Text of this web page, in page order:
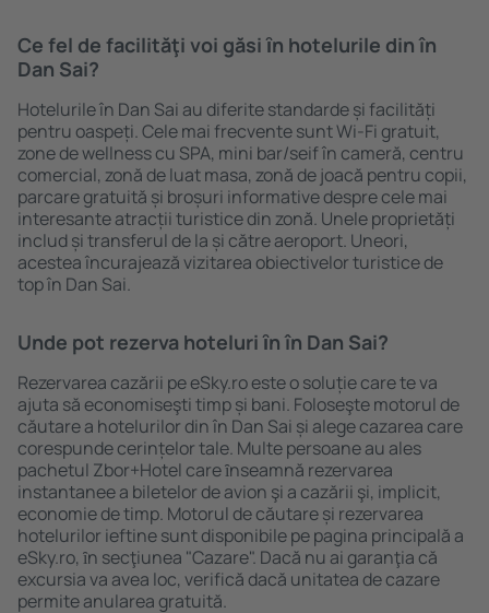
Ce fel de facilităţi voi găsi ȋn hotelurile din în
Dan Sai?
Hotelurile în Dan Sai au diferite standarde și facilități
pentru oaspeți. Cele mai frecvente sunt Wi-Fi gratuit,
zone de wellness cu SPA, mini bar/seif în cameră, centru
comercial, zonă de luat masa, zonă de joacă pentru copii,
parcare gratuită și broșuri informative despre cele mai
interesante atracții turistice din zonă. Unele proprietăți
includ și transferul de la și către aeroport. Uneori,
acestea încurajează vizitarea obiectivelor turistice de
top în Dan Sai.
Unde pot rezerva hoteluri ȋn în Dan Sai?
Rezervarea cazării pe eSky.ro este o soluție care te va
ajuta să economiseşti timp și bani. Foloseşte motorul de
căutare a hotelurilor din în Dan Sai și alege cazarea care
corespunde cerințelor tale. Multe persoane au ales
pachetul Zbor+Hotel care ȋnseamnă rezervarea
instantanee a biletelor de avion şi a cazării şi, implicit,
economie de timp. Motorul de căutare și rezervarea
hotelurilor ieftine sunt disponibile pe pagina principală a
eSky.ro, ȋn secţiunea "Cazare". Dacă nu ai garanţia că
excursia va avea loc, verifică dacă unitatea de cazare
permite anularea gratuită.